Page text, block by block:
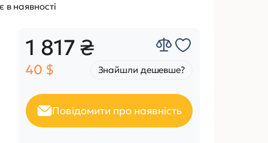
в наявності
1 817 ₴
40 $ Знайшли дешевше?
Повідомити про наявність